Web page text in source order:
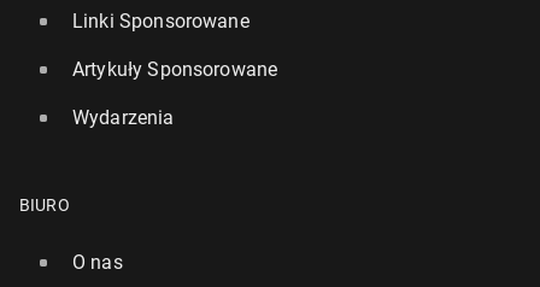
Linki Sponsorowane
Artykuły Sponsorowane
Wydarzenia
BIURO
O nas